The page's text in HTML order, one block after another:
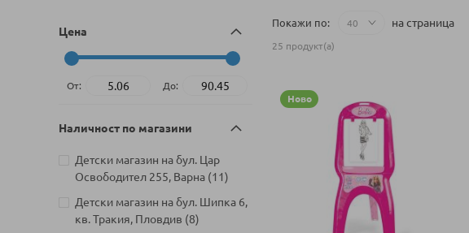
Покажи по на страница
25 продукт(а)
Ново
Цена
От: До:
Наличност по магазини
Детски магазин на бул. Цар
Освободител 255, Варна 11
артикули
Детски магазин на бул. Шипка 6,
кв. Тракия, Пловдив
8
артикули